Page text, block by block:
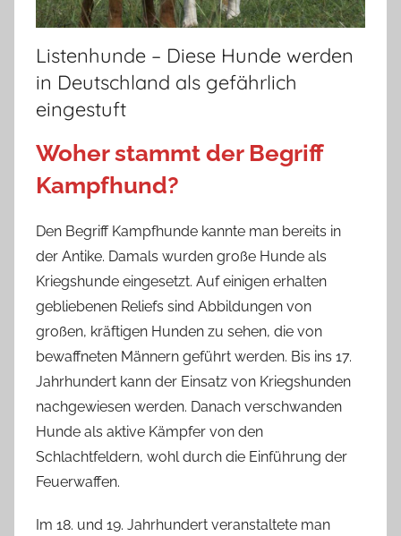
Listenhunde – Diese Hunde werden
in Deutschland als gefährlich
eingestuft
Woher stammt der Begriff
Kampfhund?
Den Begriff Kampfhunde kannte man bereits in
der Antike. Damals wurden große Hunde als
Kriegshunde eingesetzt. Auf einigen erhalten
gebliebenen Reliefs sind Abbildungen von
großen, kräftigen Hunden zu sehen, die von
bewaffneten Männern geführt werden. Bis ins 17.
Jahrhundert kann der Einsatz von Kriegshunden
nachgewiesen werden. Danach verschwanden
Hunde als aktive Kämpfer von den
Schlachtfeldern, wohl durch die Einführung der
Feuerwaffen.
Im 18. und 19. Jahrhundert veranstaltete man